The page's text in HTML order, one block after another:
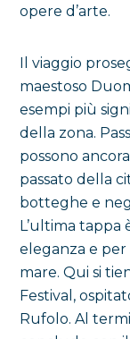
opere d’arte.
Il viaggio
maestoso
esempi più
della zona.
possono
passato della
botteghe e
L’ultima tappa
eleganza e per
mare. Qui si
Festival,
Rufolo. Al